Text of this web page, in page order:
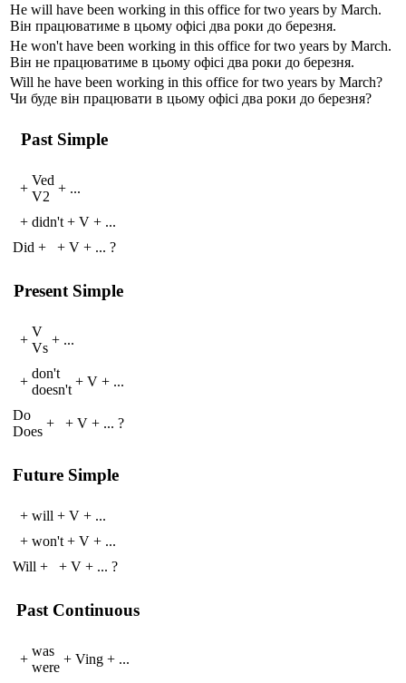
He will have been working in this office for two years by March.
Він працюватиме в цьому офісі два роки до березня.
He won't have been working in this office for two years by March.
Він не працюватиме в цьому офісі два роки до березня.
Will he have been working in this office for two years by March?
Чи буде він працювати в цьому офісі два роки до березня?
Past Simple
+
Ved
V2
+ ...
+ didn't + V + ...
Did + + V + ... ?
Present Simple
+
V
Vs
+ ...
+
don't
doesn't
+ V + ...
Do
Does
+ + V + ... ?
Future Simple
+ will + V + ...
+ won't + V + ...
Will + + V + ... ?
Past Continuous
+
was
were
+ Ving + ...